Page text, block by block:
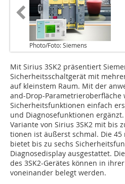
Photo/Foto: Siemens
Mit Sirius 3SK2 präsentiert
Sicherheitsschaltgerät mit
auf kleinstem Raum. Mit der
and-Drop-Parametrieroberfläche
Sicherheitsfunktionen einfach
und Diagnosefunktionen
Variante von Sirius 3SK2 mit bis
tionen ist äußerst schmal. Die
bietet bis zu sechs
Diagnosedisplay ausgestattet.
des 3SK2-Gerätes können in
voneinander belegt werden.